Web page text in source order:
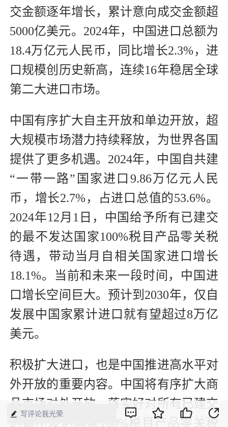
交金额逐年增长，累计意向成交金额超
5000亿美元。2024年，中国进口总额为
18.4万亿元人民币，同比增长2.3%，进
口规模创历史新高，连续16年稳居全球
第二大进口市场。
中国有序扩大自主开放和单边开放，超
大规模市场潜力持续释放，为世界各国
提供了更多机遇。2024年，中国自共建
“一带一路”国家进口9.86万亿元人民
币，增长2.7%，占进口总值的53.6%。
2024年12月1日，中国给予所有已建交
的最不发达国家100%税目产品零关税
待遇，带动当月自相关国家进口增长
18.1%。当前和未来一段时间，中国进
口增长空间巨大。预计到2030年，仅自
发展中国家累计进口就有望超过8万亿
美元。
积极扩大进口，也是中国推进高水平对
外开放的重要内容。中国将有序扩大商
品市场对外开放，落实好对所有已建交
的最不发达国家100%税目产品零关税
写评论我光荣